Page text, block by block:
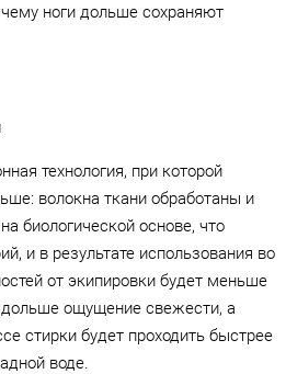
чему ноги дольше сохраняют
технология, при которой
волокна ткани обработаны и
биологической основе, что
и в результате использования во
от экипировки будет меньше
дольше ощущение свежести, а
стирки будет проходить быстрее
воде.